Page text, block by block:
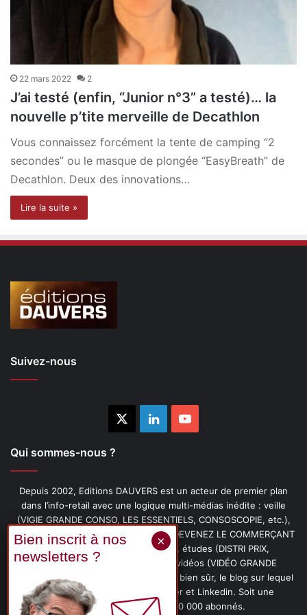
22 mars 2022 2
J’ai testé (enfin, “Junior n°3” a testé)… la
nouvelle p’tite merveille de Decathlon
Vous connaissez forcément la tente de camping “2
secondes” ou le masque de plongée “EasyBreath” de
Decathlon. Deux des innovations…
Lire la suite »
Suivez-nous
LinkedinYouTube
Qui sommes-nous ?
Depuis 2002, Editions DAUVERS est un acteur de premier plan
dans l’info-retail avec une logique multi-médias inédite : veille
(VIGIE GRANDE CONSO, LES ESSENTIELS, CONSOSCOPIE, etc.),
livres (PENSER-CLIENT, IMAGE-PRIX, DEVENEZ LE COMMERÇANT
PRÉFÉRÉ DE VOS CLIENTS, etc.), études (DISTRI PRIX,
PROMOFLASH, DRIVE INSIGHTS), vidéos (VIDÉO GRANDE
CONSO), podcasts (CAFÉ CONSO) et, bien sûr, le blog sur lequel
vous êtes, ainsi que les fils Twitter et Linkedin. Soit une
communauté de plus de 150 000 abonnés.